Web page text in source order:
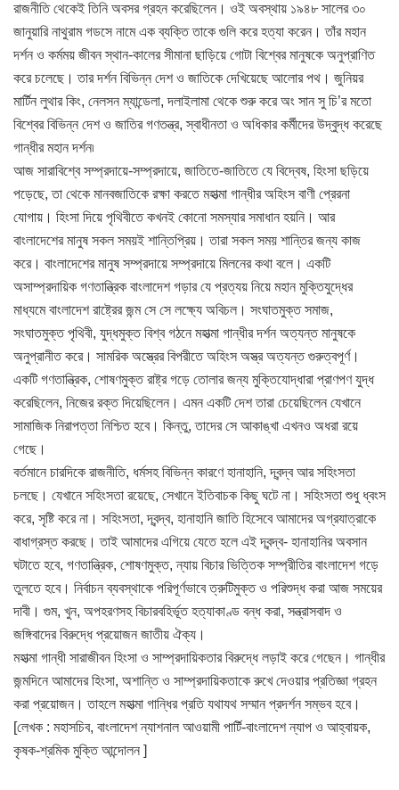
রাজনীতি থেকেই তিনি অবসর গ্রহন করেছিলেন। ওই অবস্থায় ১৯৪৮ সালের ৩০
জানুয়ারি নাথুরাম গডসে নামে এক ব্যক্তি তাকে গুলি করে হত্যা করেন। তাঁর মহান
দর্শন ও কর্মময় জীবন স্থান-কালের সীমানা ছাড়িয়ে গোটা বিশ্বের মানুষকে অনুপ্রাণিত
করে চলেছে। তার দর্শন বিভিন্ন দেশ ও জাতিকে দেখিয়েছে আলোর পথ। জুনিয়র
মার্টিন লুথার কিং, নেলসন ম্যান্ডেলা, দলাইলামা থেকে শুরু করে অং সান সু চি’র মতো
বিশ্বের বিভিন্ন দেশ ও জাতির গণতন্ত্র, স্বাধীনতা ও অধিকার কর্মীদের উদ্বুদ্ধ করেছে
গান্ধীর মহান দর্শন৷
আজ সারাবিশ্বে সম্প্রদায়ে-সম্প্রদায়ে, জাতিতে-জাতিতে যে বিদ্বেষ, হিংসা ছড়িয়ে
পড়েছে, তা থেকে মানবজাতিকে রক্ষা করতে মহাত্মা গান্ধীর অহিংস বাণী প্রেরনা
যোগায়। হিংসা দিয়ে পৃথিবীতে কখনই কোনো সমস্যার সমাধান হয়নি। আর
বাংলাদেশের মানুষ সকল সময়ই শান্তিপ্রিয়। তারা সকল সময় শান্তির জন্য কাজ
করে। বাংলাদেশের মানুষ সম্প্রদায়ে সম্প্রদায়ে মিলনের কথা বলে। একটি
অসাম্প্রদায়িক গণতান্ত্রিক বাংলাদেশ গড়ার যে প্রত্যয় নিয়ে মহান মুক্তিযুদ্ধের
মাধ্যমে বাংলাদেশ রাষ্ট্রের জন্ম সে সে লক্ষ্যে অবিচল। সংঘাতমুক্ত সমাজ,
সংঘাতমুক্ত পৃথিবী, যুদ্ধমুক্ত বিশ্ব গঠনে মহাত্মা গান্ধীর দর্শন অত্যন্ত মানুষকে
অনুপ্রানীত করে। সামরিক অস্ত্রের বিপরীতে অহিংস অস্ত্র অত্যন্ত গুরুত্বপূর্ণ।
একটি গণতান্ত্রিক, শোষণমুক্ত রাষ্ট্র গড়ে তোলার জন্য মুক্তিযোদ্ধারা প্রাণপণ যুদ্ধ
করেছিলেন, নিজের রক্ত দিয়েছিলেন। এমন একটি দেশ তারা চেয়েছিলেন যেখানে
সামাজিক নিরাপত্তা নিশ্চিত হবে। কিন্তু, তাদের সে আকাঙ্খা এখনও অধরা রয়ে
গেছে।
বর্তমানে চারদিকে রাজনীতি, ধর্মসহ বিভিন্ন কারণে হানাহানি, দ্বন্দ্ব আর সহিংসতা
চলছে। যেখানে সহিংসতা রয়েছে, সেখানে ইতিবাচক কিছু ঘটে না। সহিংসতা শুধু ধ্বংস
করে, সৃষ্টি করে না। সহিংসতা, দ্বন্দ্ব, হানাহানি জাতি হিসেবে আমাদের অগ্রযাত্রাকে
বাধাগ্রস্ত করছে। তাই আমাদের এগিয়ে যেতে হলে এই দ্বন্দ্ব- হানাহানির অবসান
ঘটাতে হবে, গণতান্ত্রিক, শোষণমুক্ত, ন্যায় বিচার ভিত্তিক সম্প্রীতির বাংলাদেশ গড়ে
তুলতে হবে। নির্বাচন ব্যবস্থাকে পরিপূর্ণভাবে ত্রুটিমুক্ত ও পরিশুদ্ধ করা আজ সময়ের
দাবী। গুম, খুন, অপহরণসহ বিচারবহির্ভূত হত্যাকাণ্ড বন্ধ করা, সন্ত্রাসবাদ ও
জঙ্গিবাদের বিরুদ্ধে প্রয়োজন জাতীয় ঐক্য।
মহাত্মা গান্ধী সারাজীবন হিংসা ও সাম্প্রদায়িকতার বিরুদ্ধে লড়াই করে গেছেন। গান্ধীর
জন্মদিনে আমাদের হিংসা, অশান্তি ও সাম্প্রদায়িকতাকে রুখে দেওয়ার প্রতিজ্ঞা গ্রহন
করা প্রয়োজন। তাহলে মহাত্মা গান্ধির প্রতি যথাযথ সম্মান প্রদর্শন সম্ভব হবে।
[লেখক : মহাসচিব, বাংলাদেশ ন্যাশনাল আওয়ামী পার্টি-বাংলাদেশ ন্যাপ ও আহ্বায়ক,
কৃষক-শ্রমিক মুক্তি আন্দোলন ]